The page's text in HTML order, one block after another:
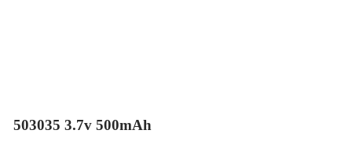
503035 3.7v 500mAh